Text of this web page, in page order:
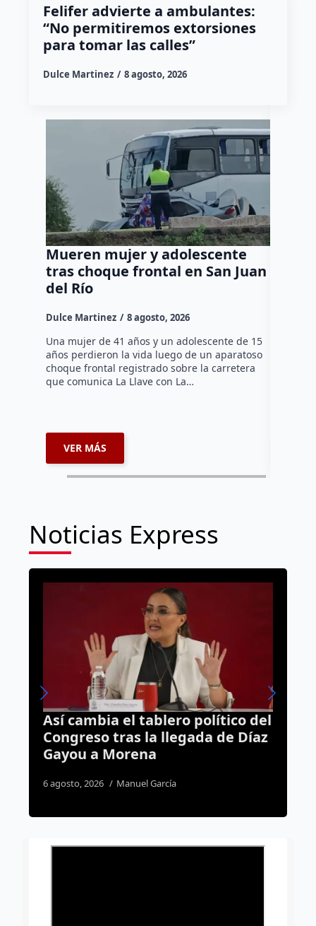
Felifer advierte a ambulantes:
“No permitiremos extorsiones
para tomar las calles”
Dulce Martinez 8 agosto, 2026
Mueren mujer y adolescente
tras choque frontal en San Juan
del Río
Dulce Martinez 8 agosto, 2026
Una mujer de 41 años y un adolescente de 15
años perdieron la vida luego de un aparatoso
choque frontal registrado sobre la carretera
que comunica La Llave con La…
VER MÁS
Noticias Express
tablero político del
la llegada de Díaz
Camión cargado de
termina volcado en
3 agosto, 2026